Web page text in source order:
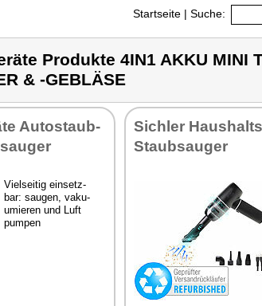
Startseite | Suche:
Produkte 4IN1 AKKU MINI
& -GEBLÄSE
Au­to­staub­
Viel­sei­tig ein­setz­
bar: sau­gen, va­ku­
umie­ren und Luft
pum­pen
Sich­ler
Staub­sau­ger